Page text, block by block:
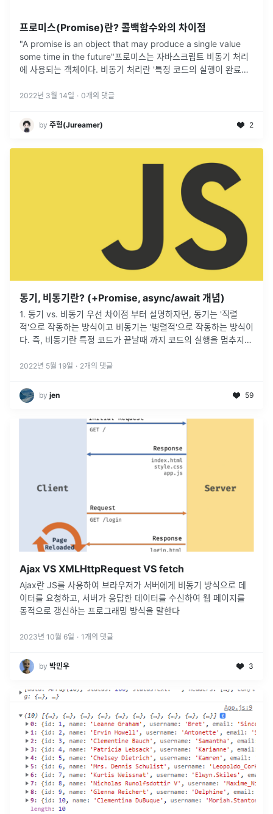
프로미스(Promise)란? 콜백함수와의 차이점
"A promise is an object that may produce a single value
some time in the future"프로미스는 자바스크립트 비동기 처리
에 사용되는 객체이다. 비동기 처리란 '특정 코드의 실행이 완료될
2022년 3월 14일 · 0개의 댓글
by 주형(Jureamer) 2
동기, 비동기란? (+Promise, async/await 개념)
1. 동기 vs. 비동기 우선 차이점 부터 설명하자면, 동기는 '직렬
적'으로 작동하는 방식이고 비동기는 '병렬적'으로 작동하는 방식이
다. 즉, 비동기란 특정 코드가 끝날때 까지 코드의 실행을 멈추지
로...
2022년 5월 19일 · 2개의 댓글
by jen 59
Ajax VS XMLHttpRequest VS fetch
Ajax란 JS를 사용하여 브라우저가 서버에게 비동기 방식으로 데
이터를 요청하고, 서버가 응답한 데이터를 수신하여 웹 페이지를
동적으로 갱신하는 프로그래밍 방식을 말한다
2023년 10월 6일 · 1 개의 댓글
by 박민우 3